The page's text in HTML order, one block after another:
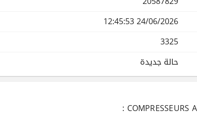
24/06/2026 12:45:53
3325
حالة جديدة